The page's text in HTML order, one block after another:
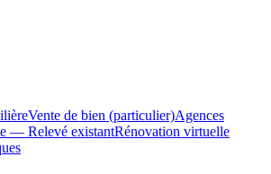
Vente de bien (particulier)Agences
— Relevé existantRénovation virtuelle